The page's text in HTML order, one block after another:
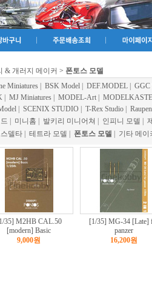
& 개러지 메이커 > 폰토스 모델
Miniatures BSK Model DEF.MODEL GGC
MJ Miniatures MODEL-Art
SCENIX STUDIO T-Rex Studio
미니홈 발키리 미니어쳐 인피니 모델
델타
테트라 모델 폰토스 모델 기타 메이
35] M2HB CAL.50
[modern] Basic
9,000원
[1/35] MG-34 [Late]
panzer
16,200원